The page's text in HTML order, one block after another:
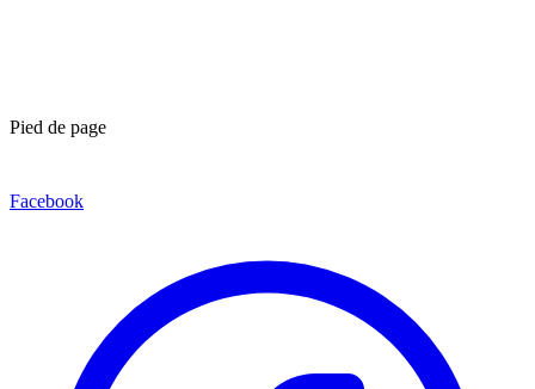
Pied de page
Facebook